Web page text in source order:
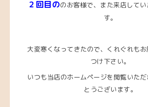
２回目ののお客様で、また来店して
す。
大変寒くなってきたので、くれぐれも
つけ下さい。
いつも当店のホームページを閲覧いただ
とうございます。